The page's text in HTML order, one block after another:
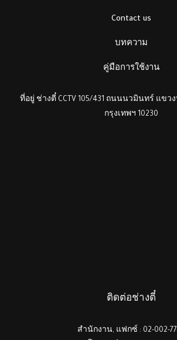
Contact us
บทความ
คู่มือการใช้งาน
ที่อยู่ ช่างตี๋ CCTV 105/431 ถนนนวมินทร์ แขว
กรุงเทพฯ 10230
ติดต่อช่างตี๋
สำนักงาน, แฟกซ์ : 02-002-